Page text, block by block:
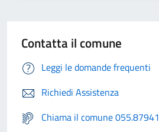
Contatta il comune
Leggi le domande frequenti
Richiedi Assistenza
Chiama il comune 055.87941